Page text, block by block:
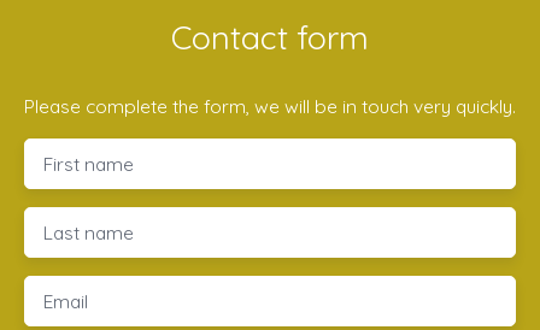
Contact form
Please complete the form, we will be in touch very quickly.
First name
Last name
Email